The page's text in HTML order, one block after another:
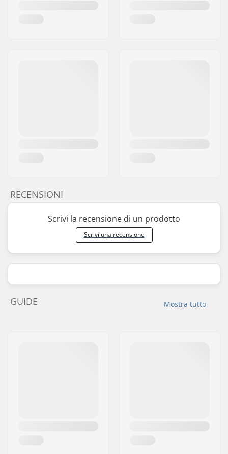
RECENSIONI
Scrivi la recensione di un prodotto
Scrivi una recensione
Mostra tutto
GUIDE